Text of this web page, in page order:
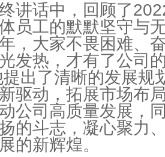
讲话中，回顾了
员工的默默坚守与
，大家不畏困难、
发热，才有了公司
出了清晰的发展规
驱动，拓展市场布
公司高质量发展，
的斗志，凝心聚力
的新辉煌。